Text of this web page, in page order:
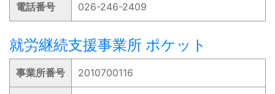
電話番号 026-246-2409
就労継続支援事業所 ポケット
事業所番号 2010700116